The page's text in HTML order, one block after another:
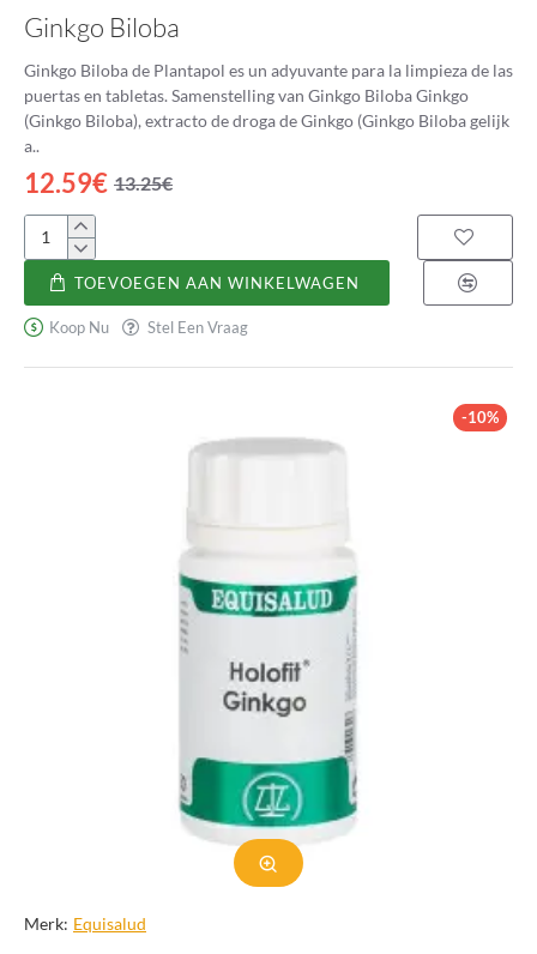
integratie van deze supplementen in uw dagelijks leven.
Geniet van het gemak van winkelen voor geestelijke
gezondheidssupplementen, vanuit het comfort van uw huis.Neem
een standpunt in ten aanzien van het koesteren van uw welzijn en
duik nu in ons assortiment om de potentiële voordelen te
ontdekken van het opnemen van supplementen in uw routine voor
een sterkere en veerkrachtigere geest.
Ginkgo Biloba
Ginkgo Biloba de Plantapol es un adyuvante para la limpieza de las
puertas en tabletas. Samenstelling van Ginkgo Biloba Ginkgo
(Ginkgo Biloba), extracto de droga de Ginkgo (Ginkgo Biloba gelijk
a..
12.59€ 13.25€
Ginkgo
Biloba
TOEVOEGEN AAN WINKELWAGEN
Koop Nu Stel Een Vraag
-10%
Merk: Equisalud